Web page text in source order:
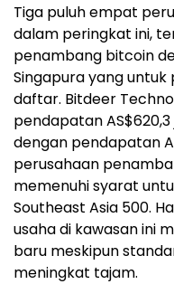
Tiga puluh empat
dalam peringkat ini,
penambang bitcoin
Singapura yang
daftar. Bitdeer
pendapatan
dengan pendapatan
perusahaan
memenuhi syarat
Southeast Asia 500.
usaha di kawasan ini
baru meskipun
meningkat tajam.